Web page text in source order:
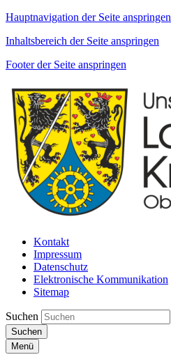
Hauptnavigation der Seite anspringen
Inhaltsbereich der Seite anspringen
Footer der Seite anspringen
Kontakt
Impressum
Datenschutz
Elektronische Kommunikation
Sitemap
Suchen
Suchen
Menü